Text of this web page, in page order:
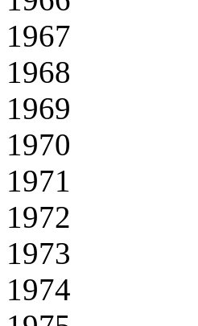
1967
1968
1969
1970
1971
1972
1973
1974